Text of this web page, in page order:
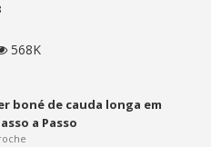
568K
boné de cauda longa em
a Passo